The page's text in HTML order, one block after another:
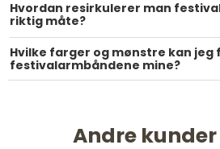
Hvordan resirkulerer man
riktig måte?
Hvilke farger og mønstre kan jeg
festivalarmbåndene mine?
Andre